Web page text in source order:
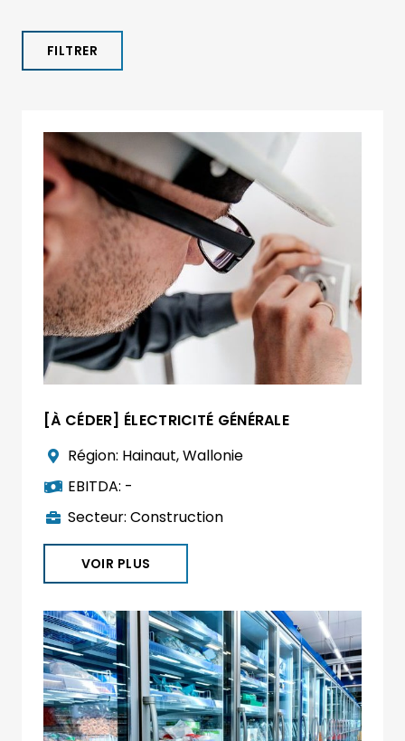
FILTRER
[À CÉDER] ÉLECTRICITÉ GÉNÉRALE
Région: Hainaut,Wallonie
EBITDA: -
Secteur:Construction
VOIR PLUS